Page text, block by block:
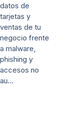
datos de
tarjetas y
ventas de tu
negocio frente
a malware,
phishing y
accesos no
au…